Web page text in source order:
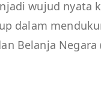
wujud nyata
dalam
Belanja Negara